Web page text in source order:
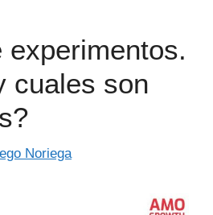
experimentos.
cuales son
Noriega